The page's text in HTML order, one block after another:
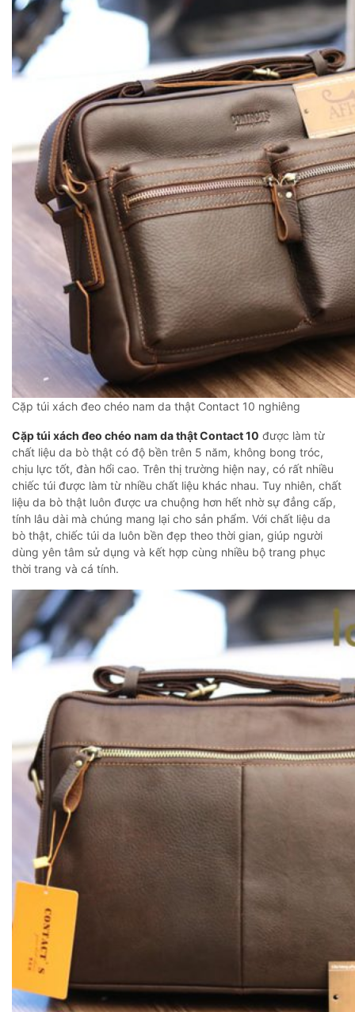
Cặp túi xách đeo chéo nam da thật Contact 10 nghiêng
Cặp túi xách đeo chéo nam da thật Contact 10 được làm từ
chất liệu da bò thật có độ bền trên 5 năm, không bong tróc,
chịu lực tốt, đàn hổi cao. Trên thị trường hiện nay, có rất nhiều
chiếc túi được làm từ nhiều chất liệu khác nhau. Tuy nhiên, chất
liệu da bò thật luôn được ưa chuộng hơn hết nhờ sự đẳng cấp,
tính lâu dài mà chúng mang lại cho sản phẩm. Với chất liệu da
bò thật, chiếc túi da luôn bền đẹp theo thời gian, giúp người
dùng yên tâm sử dụng và kết hợp cùng nhiều bộ trang phục
thời trang và cá tính.